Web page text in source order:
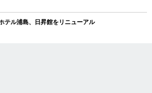
ル浦島、日昇館をリニューアル